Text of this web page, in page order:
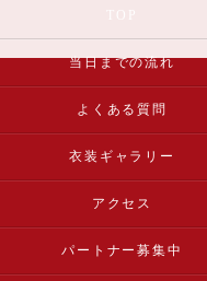
当日までの流れ
よくある質問
衣装ギャラリー
アクセス
パートナー募集中